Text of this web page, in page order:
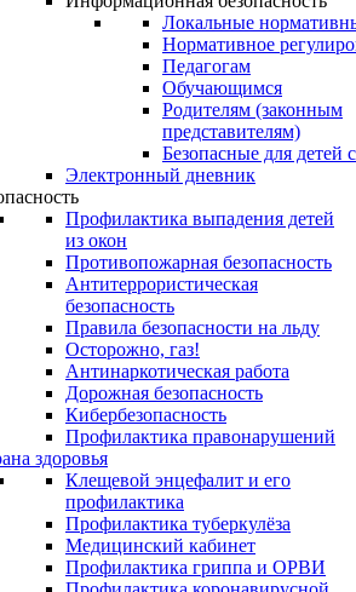
Локальные
Нормативное
Педагогам
Обучающимся
Родителям (законным
представителям)
Безопасные для детей
Электронный дневник
Профилактика выпадения детей
из окон
Противопожарная безопасность
Антитеррористическая
безопасность
Правила безопасности на льду
Осторожно, газ!
Антинаркотическая работа
Дорожная безопасность
Кибербезопасность
Профилактика правонарушений
здоровья
Клещевой энцефалит и его
профилактика
Профилактика туберкулёза
Медицинский кабинет
Профилактика гриппа и ОРВИ